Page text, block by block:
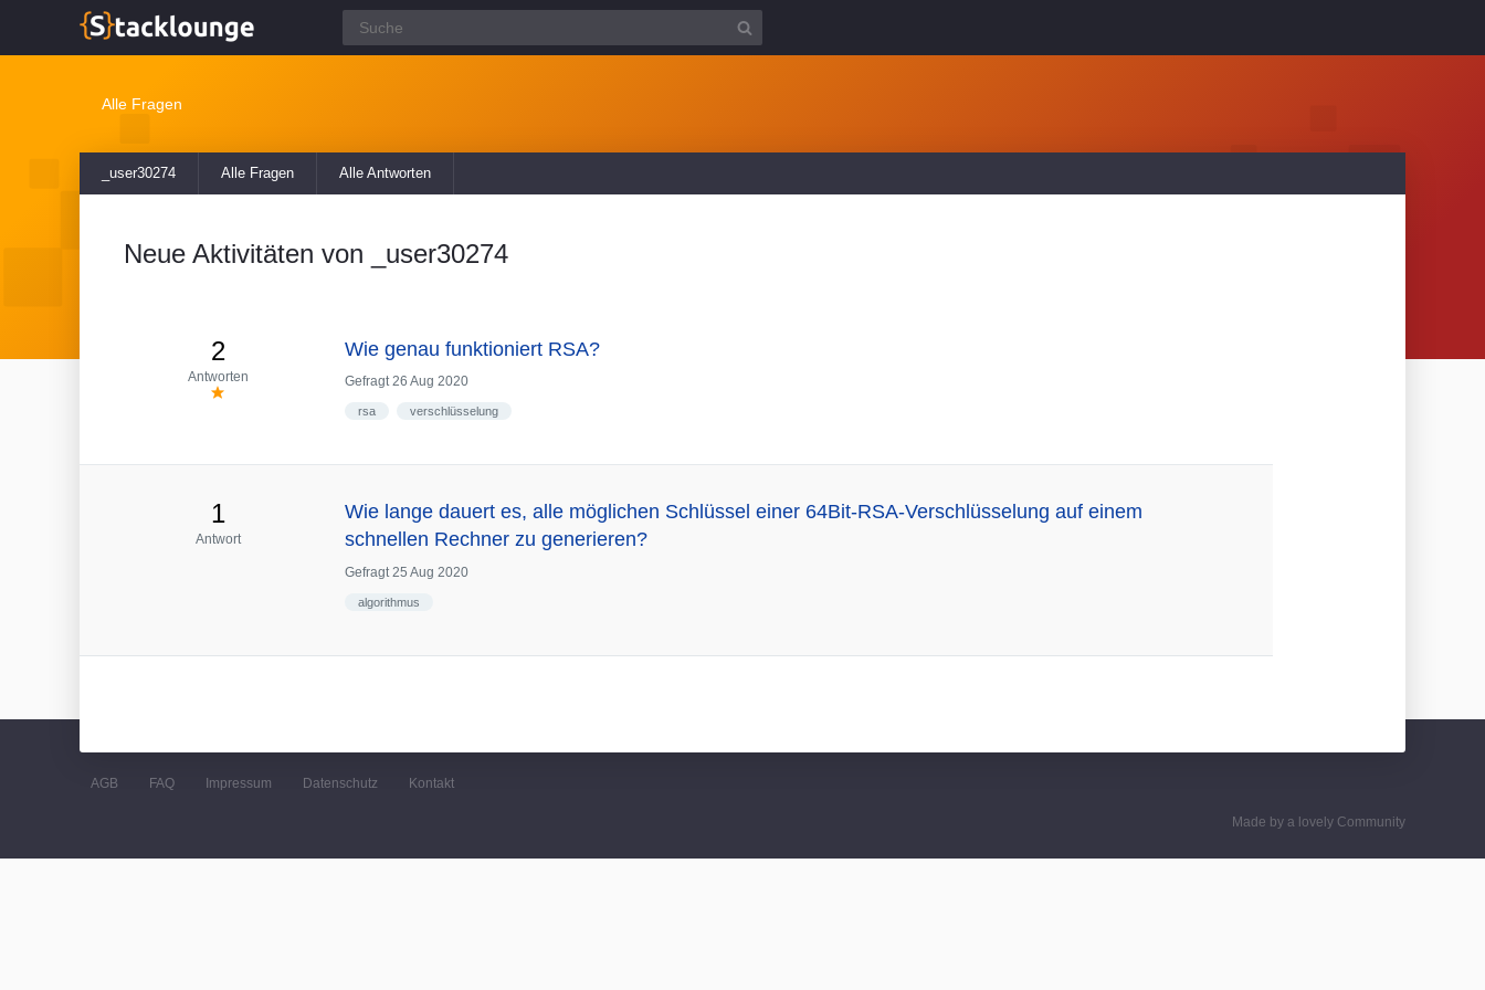
Alle Fragen
_user30274 Alle Fragen Alle Antworten
Neue Aktivitäten von _user30274
2
Antworten
Wie genau funktioniert RSA?
Gefragt 26 Aug 2020
rsa verschlüsselung
1
Antwort
Wie lange dauert es, alle möglichen Schlüssel einer 64Bit-RSA-Verschlüsselung auf einem
schnellen Rechner zu generieren?
Gefragt 25 Aug 2020
algorithmus
AGB FAQ Impressum Datenschutz Kontakt
Made by a lovely Community